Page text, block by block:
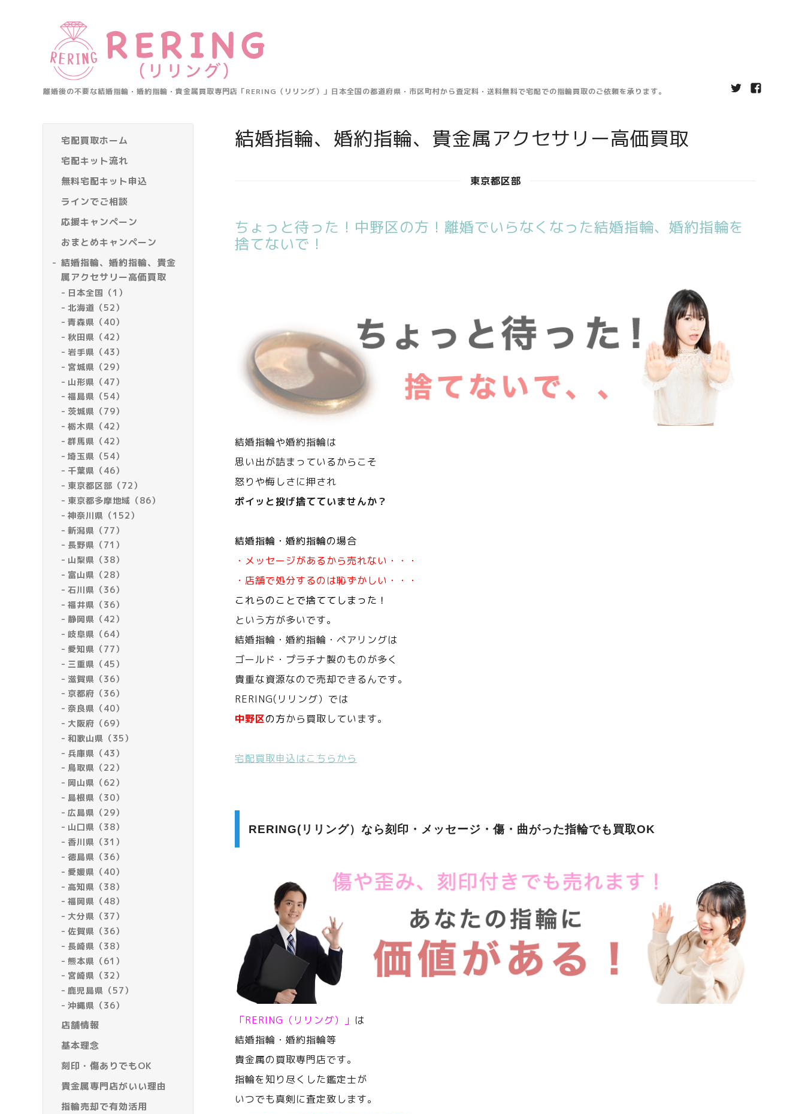
離婚後の不要な結婚指輪・婚約指輪・貴金属買取専門店「RERING（リリング）」日本全国の都道府県・市区町村から査定料・送料無料で宅配での指輪買取のご依頼を承ります。
宅配買取ホーム
宅配キット流れ
無料宅配キット申込
ラインでご相談
応援キャンペーン
おまとめキャンペーン
結婚指輪、婚約指輪、貴金
属アクセサリー高価買取
日本全国（1）
北海道（52）
青森県（40）
秋田県（42）
岩手県（43）
宮城県（29）
山形県（47）
福島県（54）
茨城県（79）
栃木県（42）
群馬県（42）
埼玉県（54）
千葉県（46）
東京都区部（72）
東京都多摩地域（86）
神奈川県（152）
新潟県（77）
長野県（71）
山梨県（38）
富山県（28）
石川県（36）
福井県（36）
静岡県（42）
岐阜県（64）
愛知県（77）
三重県（45）
滋賀県（36）
京都府（36）
奈良県（40）
大阪府（69）
和歌山県（35）
兵庫県（43）
鳥取県（22）
岡山県（62）
島根県（30）
広島県（29）
山口県（38）
香川県（31）
徳島県（36）
愛媛県（40）
高知県（38）
福岡県（48）
大分県（37）
佐賀県（36）
長崎県（38）
熊本県（61）
宮崎県（32）
鹿児島県（57）
沖縄県（36）
店舗情報
基本理念
刻印・傷ありでもOK
貴金属専門店がいい理由
指輪売却で有効活用
結婚指輪、婚約指輪、貴金属アクセサリー高価買取
東京都区部
ちょっと待った！中野区の方！離婚でいらなくなった結婚指輪、婚約指輪を
捨てないで！
結婚指輪や婚約指輪は
思い出が詰まっているからこそ
怒りや悔しさに押され
ポイッと投げ捨てていませんか？
結婚指輪・婚約指輪の場合
・メッセージがあるから売れない・・・
・店舗で処分するのは恥ずかしい・・・
これらのことで捨ててしまった！
という方が多いです。
結婚指輪・婚約指輪・ペアリングは
ゴールド・プラチナ製のものが多く
貴重な資源なので売却できるんです。
RERING(リリング）では
中野区の方から買取しています。
宅配買取申込はこちらから
RERING(リリング）なら刻印・メッセージ・傷・曲がった指輪でも買取OK
「RERING（リリング）」 は
結婚指輪・婚約指輪等
貴金属の買取専門店です。
指輪を知り尽くした鑑定士が
いつでも真剣に査定致します。